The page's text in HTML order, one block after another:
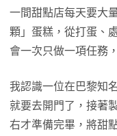
一間甜點店每天要大
顆」蛋糕，從打蛋、
會一次只做一項任務
我認識一位在巴黎知
就要去開門了，接著
右才準備完畢，將甜